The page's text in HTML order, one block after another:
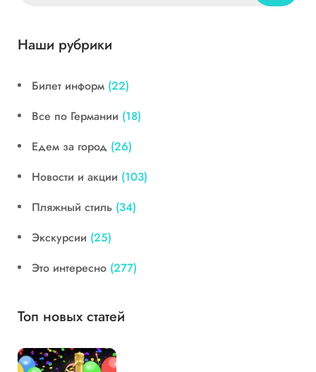
Наши рубрики
Билет информ (22)
Все по Германии (18)
Едем за город (26)
Новости и акции (103)
Пляжный стиль (34)
Экскурсии (25)
Это интересно (277)
Топ новых статей